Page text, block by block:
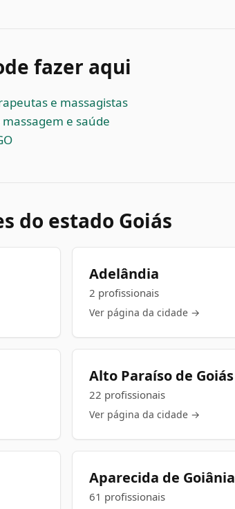
fazer aqui
e massagistas
e saúde
do estado Goiás
Adelândia
2 profissionais
Ver página da cidade →
Alto Paraíso de Goiás
22 profissionais
Ver página da cidade →
Aparecida de Goiânia
61 profissionais